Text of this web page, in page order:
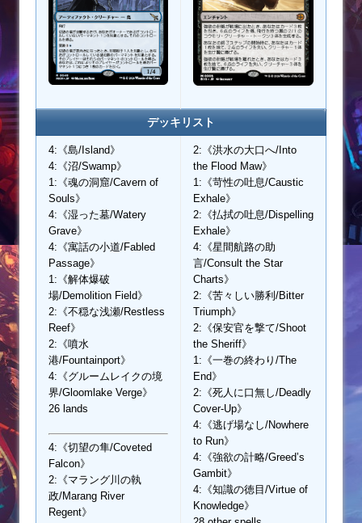
デッキリスト
4:《島/Island》
4:《沼/Swamp》
1:《魂の洞窟/Cavern of
Souls》
4:《湿った墓/Watery
Grave》
4:《寓話の小道/Fabled
Passage》
1:《解体爆破
場/Demolition Field》
2:《不穏な浅瀬/Restless
Reef》
2:《噴水
港/Fountainport》
4:《グルームレイクの境
界/Gloomlake Verge》
26 lands
4:《切望の隼/Coveted
Falcon》
2:《マラング川の執
政/Marang River
Regent》
2:《洪水の大口へ/Into
the Flood Maw》
1:《苛性の吐息/Caustic
Exhale》
2:《払拭の吐息/Dispelling
Exhale》
4:《星間航路の助
言/Consult the Star
Charts》
2:《苦々しい勝利/Bitter
Triumph》
2:《保安官を撃て/Shoot
the Sheriff》
1:《一巻の終わり/The
End》
2:《死人に口無し/Deadly
Cover-Up》
4:《逃げ場なし/Nowhere
to Run》
4:《強欲の計略/Greed’s
Gambit》
4:《知識の徳目/Virtue of
Knowledge》